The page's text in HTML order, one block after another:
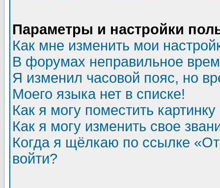
Параметры и настройки
Как мне изменить мои
В форумах неправильное
Я изменил часовой пояс, но
Моего языка нет в списке!
Как я могу поместить
Как я могу изменить свое
Когда я щёлкаю по ссылке
войти?